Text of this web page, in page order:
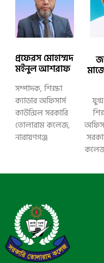
প্রফেরস মোহাম্মদ
মইনুল আশরাফ
সম্পাদক, শিক্ষা
ক্যাডার অফিসার্স
কাউন্সিল সরকারি
তোলারাম কলেজ,
নারায়ণগঞ্জ